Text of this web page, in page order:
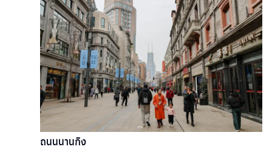
ถนนนานกิง